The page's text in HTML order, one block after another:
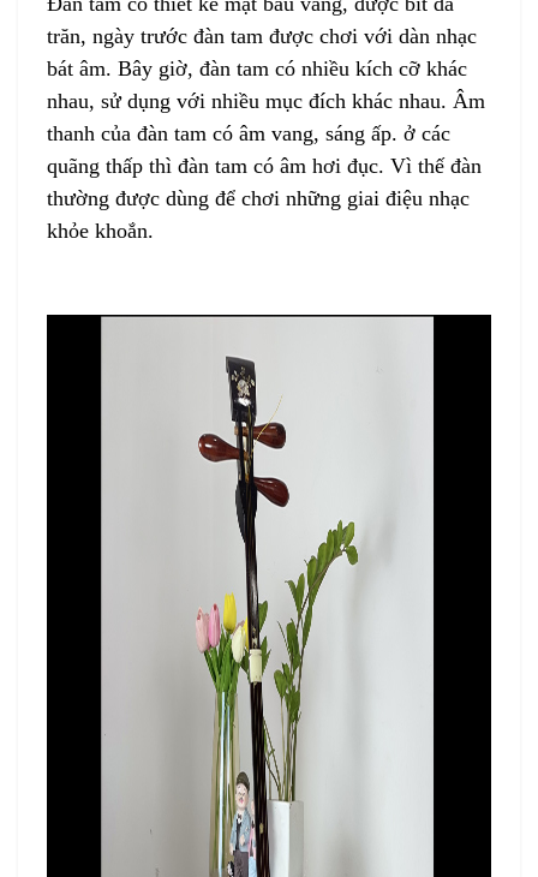
trăn, ngày trước đàn tam được chơi với dàn nhạc
bát âm. Bây giờ, đàn tam có nhiều kích cỡ khác
nhau, sử dụng với nhiều mục đích khác nhau. Âm
thanh của đàn tam có âm vang, sáng ấp. ở các
quãng thấp thì đàn tam có âm hơi đục. Vì thế đàn
thường được dùng để chơi những giai điệu nhạc
khỏe khoắn.